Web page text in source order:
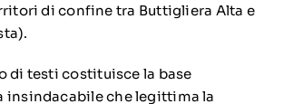
di confine tra Buttigliera Alta e
di testi costituisce la base
insindacabile che legittima la